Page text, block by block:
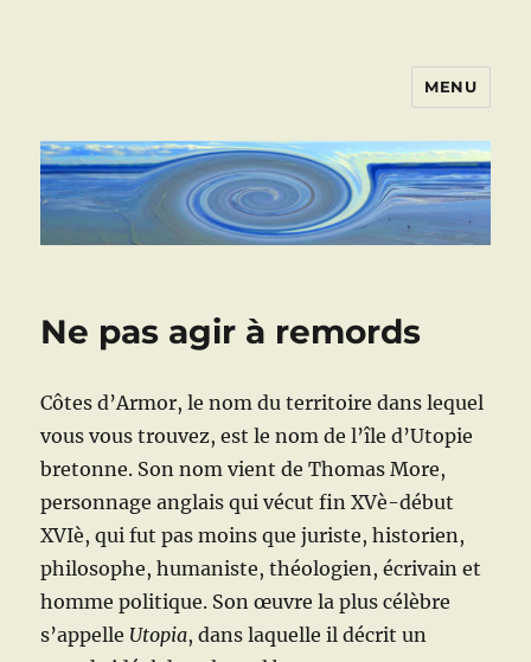
MENU
Ne pas agir à remords
Côtes d’Armor, le nom du territoire dans lequel
vous vous trouvez, est le nom de l’île d’Utopie
bretonne. Son nom vient de Thomas More,
personnage anglais qui vécut fin XVè-début
XVIè, qui fut pas moins que juriste, historien,
philosophe, humaniste, théologien, écrivain et
homme politique. Son œuvre la plus célèbre
s’appelle Utopia, dans laquelle il décrit un